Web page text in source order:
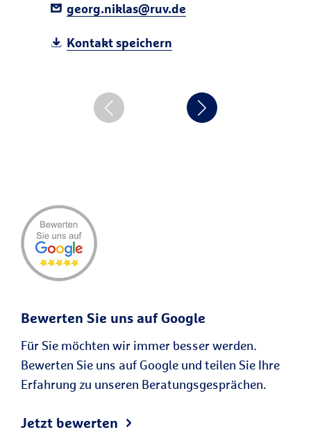
georg.niklas@ruv.de
Kontakt speichern
Bewerten Sie uns auf Google
Für Sie möchten wir immer besser werden.
Bewerten Sie uns auf Google und teilen Sie Ihre
Erfahrung zu unseren Beratungsgesprächen.
Jetzt bewerten